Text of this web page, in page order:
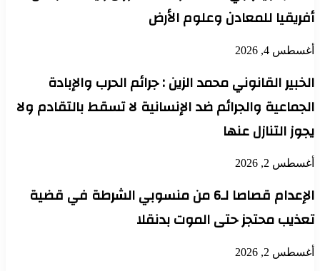
أفريقيا للمعادن وعلوم الأرض
أغسطس 4, 2026
الخبير القانوني محمد الزين : جرائم الحرب والإبادة
الجماعية والجرائم ضد الإنسانية لا تسقط بالتقادم ولا
يجوز التنازل عنها
أغسطس 2, 2026
الإعدام قصاصا لـ6 من منسوبي الشرطة في قضية
تعذيب محتجز حتى الموت بدنقلا
أغسطس 2, 2026